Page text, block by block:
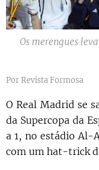
Os merengues
Por Revista Formosa
O Real Madrid se
da Supercopa da
a 1, no estádio Al-
com um hat-trick